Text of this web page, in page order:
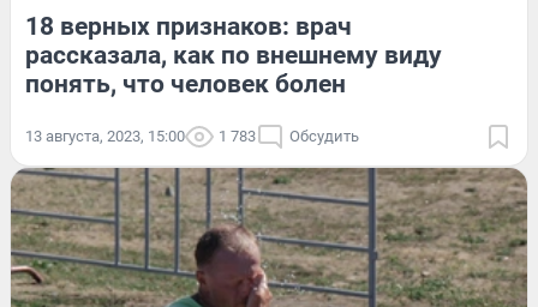
18 верных признаков: врач
рассказала, как по внешнему виду
понять, что человек болен
13 августа, 2023, 15:00 1 783 Обсудить